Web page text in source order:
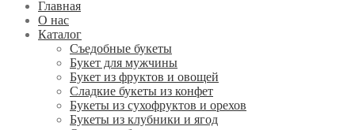
Главная
О нас
Каталог
Съедобные букеты
Букет для мужчины
Букет из фруктов и овощей
Сладкие букеты из конфет
Букеты из сухофруктов и орехов
Букеты из клубники и ягод